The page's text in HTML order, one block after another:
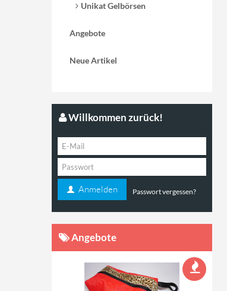
Unikat Gelbörsen
Angebote
Neue Artikel
Willkommen zurück!
Anmelden Passwort vergessen?
Angebote